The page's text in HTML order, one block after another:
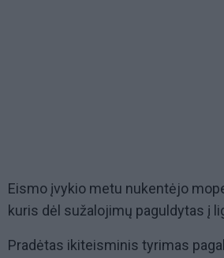
Eismo įvykio metu nukentėjo
kuris dėl sužalojimų paguldytas į
Pradėtas ikiteisminis tyrimas